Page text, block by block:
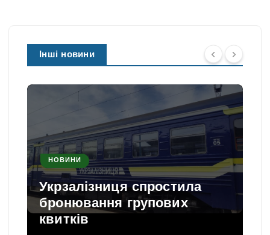
Інші новини
НОВИНИ
Укрзалізниця спростила
бронювання групових
квитків